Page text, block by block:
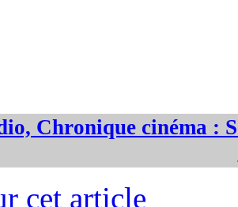
Chronique cinéma :
cet article